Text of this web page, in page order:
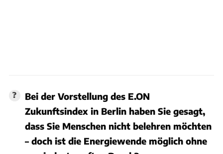
Bei der Vorstellung des E.ON
Zukunftsindex in Berlin haben Sie gesagt,
dass Sie Menschen nicht belehren möchten
– doch ist die Energiewende möglich ohne